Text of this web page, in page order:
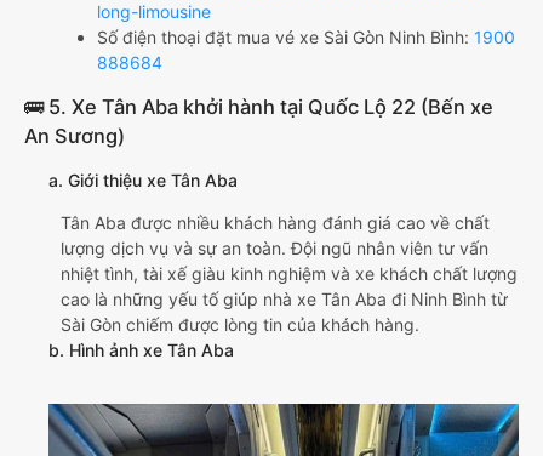
long-limousine
Số điện thoại đặt mua vé xe Sài Gòn Ninh Bình: 1900
888684
🚌 5. Xe Tân Aba khởi hành tại Quốc Lộ 22 (Bến xe
An Sương)
a. Giới thiệu xe Tân Aba
Tân Aba được nhiều khách hàng đánh giá cao về chất
lượng dịch vụ và sự an toàn. Đội ngũ nhân viên tư vấn
nhiệt tình, tài xế giàu kinh nghiệm và xe khách chất lượng
cao là những yếu tố giúp nhà xe Tân Aba đi Ninh Bình từ
Sài Gòn chiếm được lòng tin của khách hàng.
b. Hình ảnh xe Tân Aba